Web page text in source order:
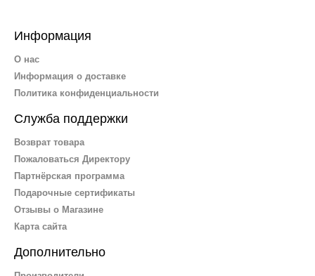
Информация
О нас
Информация о доставке
Политика конфиденциальности
Служба поддержки
Возврат товара
Пожаловаться Директору
Партнёрская программа
Подарочные сертификаты
Отзывы о Магазине
Карта сайта
Дополнительно